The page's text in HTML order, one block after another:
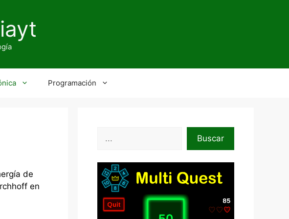
Programación
de
en
Buscar